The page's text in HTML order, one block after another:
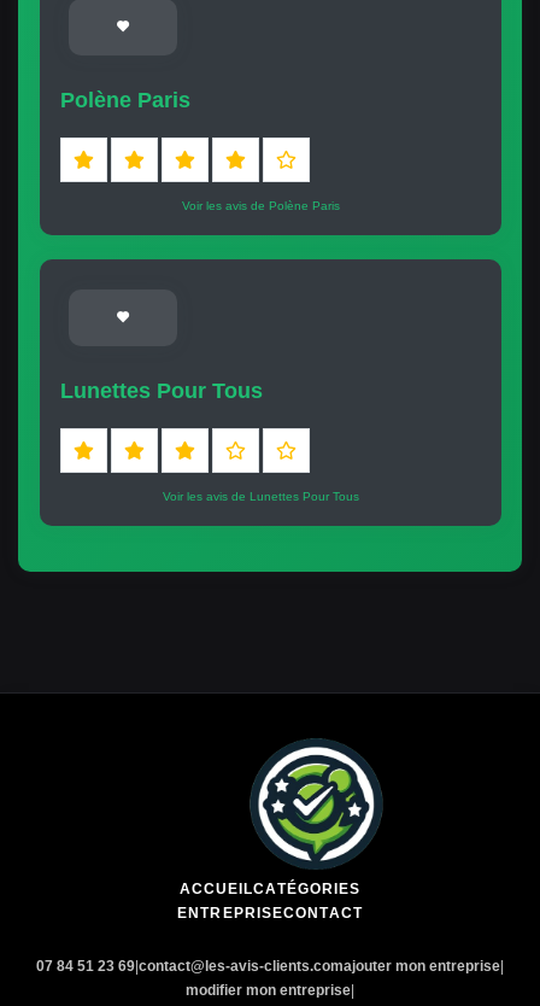
Polène Paris
Voir les avis de Polène Paris
Lunettes Pour Tous
Voir les avis de Lunettes Pour Tous
ACCUEILCATÉGORIES
ENTREPRISECONTACT
07 84 51 23 69|contact@les-avis-clients.comajouter mon entreprise|
modifier mon entreprise|